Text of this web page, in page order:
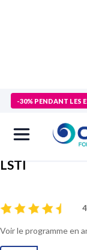
-30% PENDANT LES
> Formations>
27005:2022 Risk
ISO
LSTI
Voir le programme en